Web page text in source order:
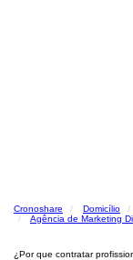
Cronoshare Domicílio
Agência de Marketing
¿Por que contratar